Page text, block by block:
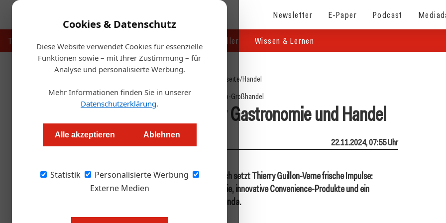
Cookies & Datenschutz
Diese Website verwendet Cookies für essenzielle
Funktionen sowie – mit Ihrer Zustimmung – für
Analyse und personalisierte Werbung.
Mehr Informationen finden Sie in unserer
Datenschutzerklärung.
Alle akzeptieren Ablehnen
Statistik
Personalisierte Werbung
Externe Medien
Newsletter E-Paper Podcast
Touristik Handel & Hersteller Wissen & Lernen
Startseite/Handel
Gastro-Großhandel
Metro: Neue Wege für Gastronomie und Handel
Alexander Tempelmayr 22.11.2024, 07:55 Uhr
Seit seinem Antritt als CEO von Metro Österreich setzt Thierry Guillon-Verne frische Impulse:
Lösungen für die Personalnot in der Gastronomie, innovative Convenience-Produkte und ein
digitales Sortiment ab 2027 stehen auf der Agenda.